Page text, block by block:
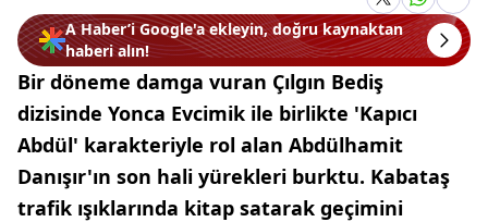
A Haber’i Google'a ekleyin, doğru kaynaktan
haberi alın!
Bir döneme damga vuran Çılgın Bediş
dizisinde Yonca Evcimik ile birlikte 'Kapıcı
Abdül' karakteriyle rol alan Abdülhamit
Danışır'ın son hali yürekleri burktu. Kabataş
trafik ışıklarında kitap satarak geçimini